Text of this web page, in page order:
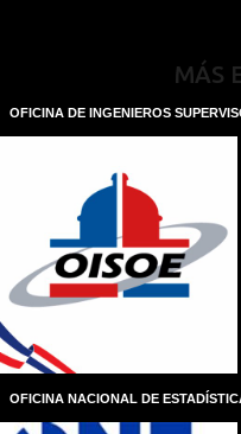
MÁS
OFICINA DE INGENIEROS
OFICINA NACIONAL DE